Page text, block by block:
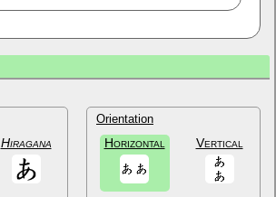
Hiragana
Orientation
Horizontal Vertical